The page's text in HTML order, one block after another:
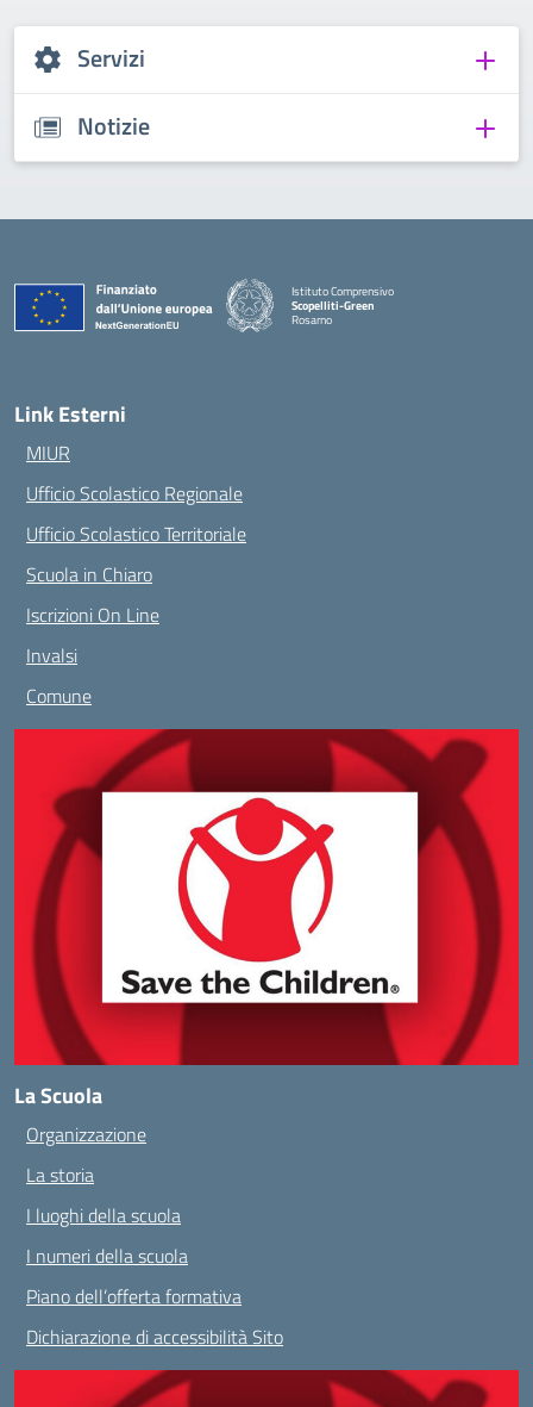
Servizi
Notizie
Istituto Comprensivo
Scopelliti-Green
Rosarno
Link Esterni
MIUR
Ufficio Scolastico Regionale
Ufficio Scolastico Territoriale
Scuola in Chiaro
Iscrizioni On Line
Invalsi
Comune
La Scuola
Organizzazione
La storia
I luoghi della scuola
I numeri della scuola
Piano dell’offerta formativa
Dichiarazione di accessibilità Sito